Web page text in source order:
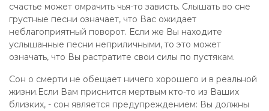
счастье может омрачить чья-то зависть. Слышать во сне
грустные песни означает, что Вас ожидает
неблагоприятный поворот. Если же Вы находите
услышанные песни неприличными, то это может
означать, что Вы растратите свои силы по пустякам.
Сон о смерти не обещает ничего хорошего и в реальной
жизни.Если Вам приснится мертвым кто-то из Ваших
близких, - сон является предупреждением: Вы должны